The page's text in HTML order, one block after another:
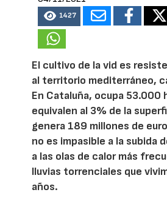
1427
El cultivo de la vid es
al territorio mediterráneo,
En Cataluña, ocupa 53.000
equivalen al 3% de la
genera 189 millones de
no es impasible a la subida
a las olas de calor más
lluvias torrenciales que
años.